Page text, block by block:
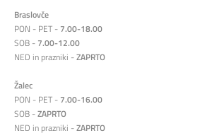
Braslovče
PON - PET - 7.00-18.00
SOB - 7.00-12.00
NED in prazniki -ZAPRTO
Žalec
PON - PET - 7.00-16.00
SOB -ZAPRTO
NED in prazniki -ZAPRTO